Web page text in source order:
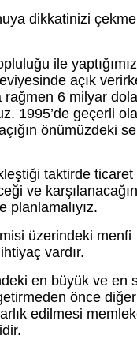
dikkatinizi
ile yaptığımız
açık
rağmen 6 milyar
1995’de geçerli
önümüzdeki
taktirde ticaret
ve
planlamalıyız.
üzerindeki menfi
vardır.
en büyük ve en
önce diğer
edilmesi